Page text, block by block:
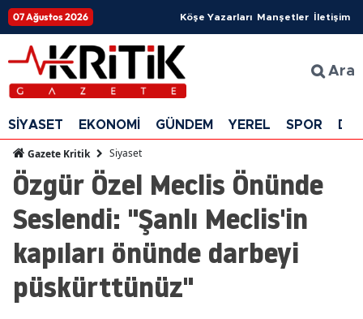
07 Ağustos 2026 Köşe Yazarları Manşetler İletişim
Ara
SİYASET EKONOMİ GÜNDEM YEREL SPOR
Gazete Kritik Siyaset
Özgür Özel Meclis Önünde
Seslendi: "Şanlı Meclis'in
kapıları önünde darbeyi
püskürttünüz"